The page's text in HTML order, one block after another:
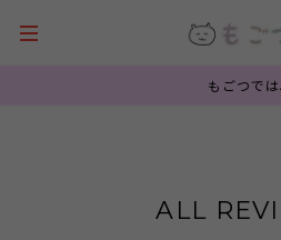
もごつで
ALL